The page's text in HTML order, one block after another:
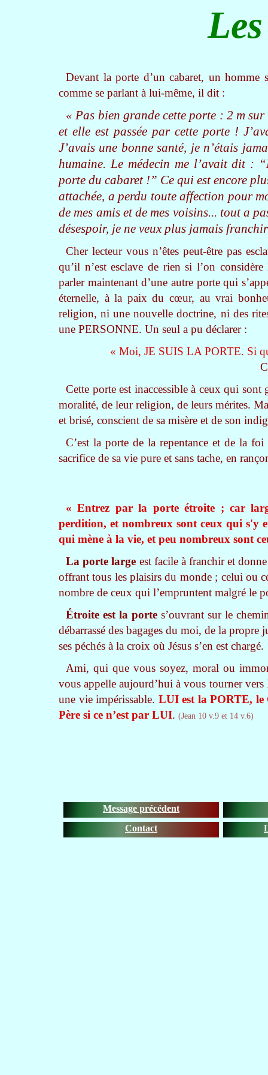
Devant la porte d’un cabaret, un
comme se parlant à lui-même, il dit :
« Pas bien grande cette porte : 2 m
et elle est passée par cette porte !
J’avais une bonne santé, je n’étais
humaine. Le médecin me l’avait dit :
porte du cabaret !” Ce qui est encore
attachée, a perdu toute affection pour
de mes amis et de mes voisins... tout a
désespoir, je ne veux plus jamais
Cher lecteur vous n’êtes peut-être pas
qu’il n’est esclave de rien si l’on
parler maintenant d’une autre porte qui
éternelle, à la paix du cœur, au vrai
religion, ni une nouvelle doctrine, ni des
une PERSONNE. Un seul a pu déclarer :
« Moi, JE SUIS LA PORTE. Si
Cette porte est inaccessible à ceux qui sont
moralité, de leur religion, de leurs mérites.
et brisé, conscient de sa misère et de son
C’est la porte de la repentance et de la
sacrifice de sa vie pure et sans tache, en
« Entrez par la porte étroite ; car
perdition, et nombreux sont ceux qui s'y
qui mène à la vie, et peu nombreux sont
La porte large est facile à franchir et
offrant tous les plaisirs du monde ; celui ou
nombre de ceux qui l’empruntent malgré le
Étroite est la porte s’ouvrant sur le
débarrassé des bagages du moi, de la
ses péchés à la croix où Jésus s’en est chargé.
Ami, qui que vous soyez, moral ou
vous appelle aujourd’hui à vous tourner
une vie impérissable. LUI est la PORTE,
Père si ce n’est par LUI. (Jean 10 v.9 et 14 v.6)
Message précédent
Contact